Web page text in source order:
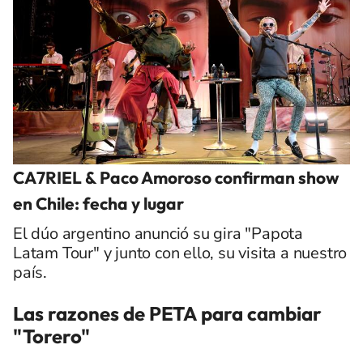
CA7RIEL & Paco Amoroso confirman show
en Chile: fecha y lugar
El dúo argentino anunció su gira "Papota
Latam Tour" y junto con ello, su visita a nuestro
país.
Las razones de PETA para cambiar
"Torero"